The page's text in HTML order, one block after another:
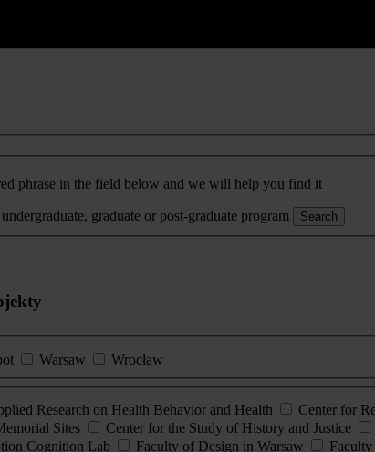
phrase in the field below and we will help you find it
graduate or post-graduate program Search
Warsaw
Wrocław
Research on Health Behavior and Health Center for
Sites Center for the Study of History and Justice
Cognition Lab Faculty of Design in Warsaw